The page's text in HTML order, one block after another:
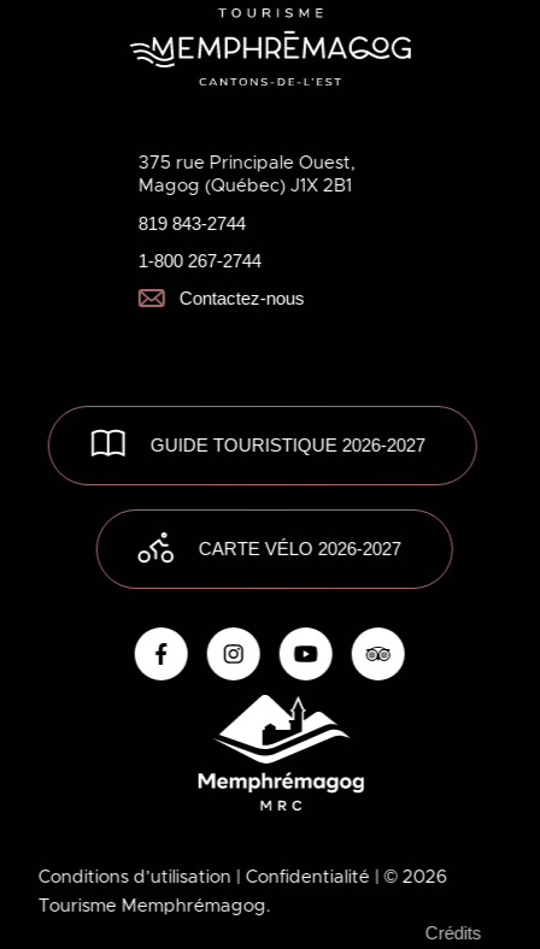
375 rue Principale Ouest,
Magog (Québec) J1X 2B1
819 843-2744
1-800 267-2744
Contactez-nous
GUIDE TOURISTIQUE 2026-2027
CARTE VÉLO 2026-2027
Conditions d’utilisation | Confidentialité | © 2026
Tourisme Memphrémagog.
Crédits